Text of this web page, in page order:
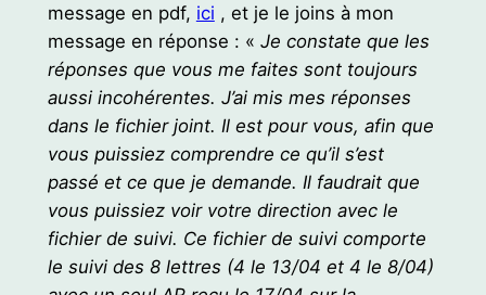
message en pdf, ici , et je le joins à mon
message en réponse : « Je constate que les
réponses que vous me faites sont toujours
aussi incohérentes. J’ai mis mes réponses
dans le fichier joint. Il est pour vous, afin que
vous puissiez comprendre ce qu’il s’est
passé et ce que je demande. Il faudrait que
vous puissiez voir votre direction avec le
fichier de suivi. Ce fichier de suivi comporte
le suivi des 8 lettres (4 le 13/04 et 4 le 8/04)